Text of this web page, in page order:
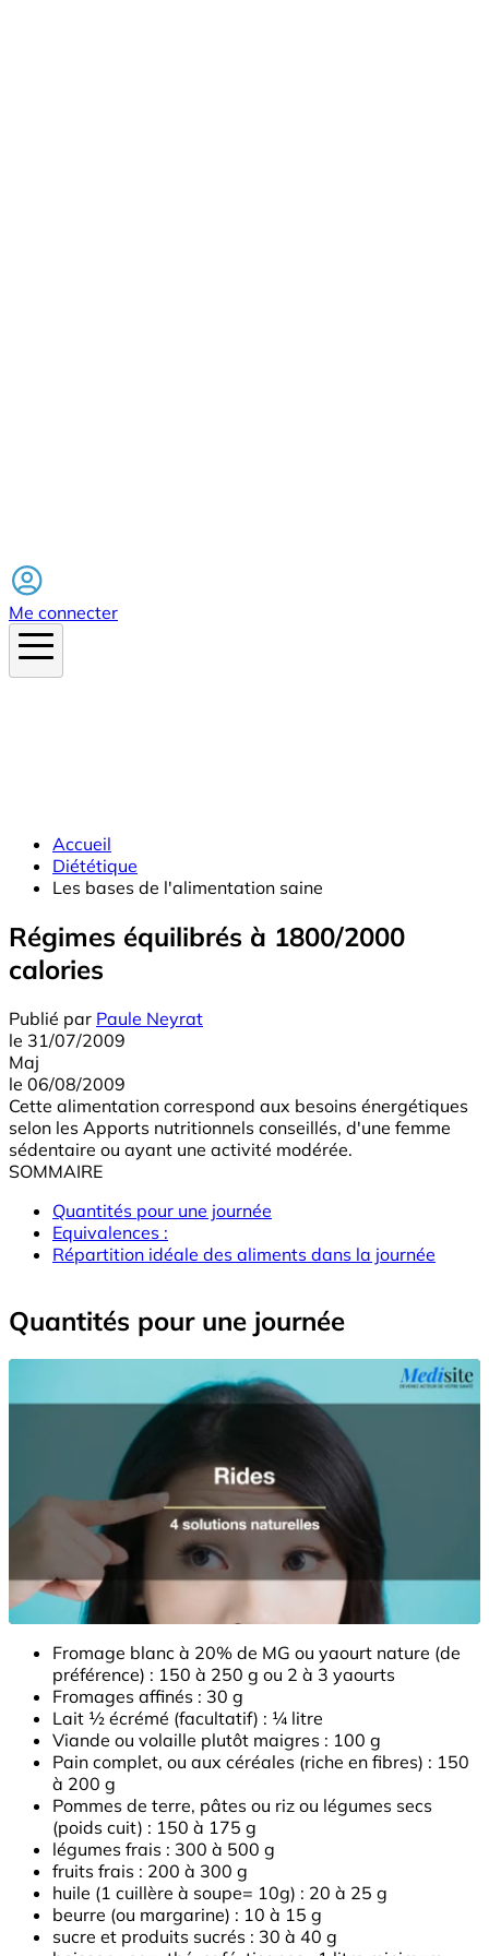
Me connecter
Accueil
Diététique
Les bases de l'alimentation saine
Régimes équilibrés à 1800/2000
calories
Publié par Paule Neyrat
le 31/07/2009
Maj
le 06/08/2009
Cette alimentation correspond aux besoins énergétiques
selon les Apports nutritionnels conseillés, d'une femme
sédentaire ou ayant une activité modérée.
SOMMAIRE
Quantités pour une journée
Equivalences :
Répartition idéale des aliments dans la journée
Quantités pour une journée
Fromage blanc à 20% de MG ou yaourt nature (de
préférence) : 150 à 250 g ou 2 à 3 yaourts
Fromages affinés : 30 g
Lait ½ écrémé (facultatif) : ¼ litre
Viande ou volaille plutôt maigres : 100 g
Pain complet, ou aux céréales (riche en fibres) : 150
à 200 g
Pommes de terre, pâtes ou riz ou légumes secs
(poids cuit) : 150 à 175 g
légumes frais : 300 à 500 g
fruits frais : 200 à 300 g
huile (1 cuillère à soupe= 10g) : 20 à 25 g
beurre (ou margarine) : 10 à 15 g
sucre et produits sucrés : 30 à 40 g